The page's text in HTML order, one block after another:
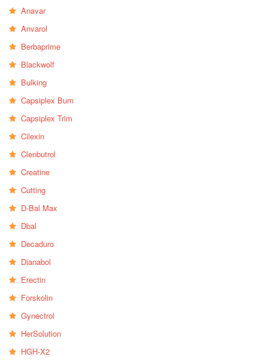
Anavar
Anvarol
Berbaprime
Blackwolf
Bulking
Capsiplex Burn
Capsiplex Trim
Cilexin
Clenbutrol
Creatine
Cutting
D-Bal Max
Dbal
Decaduro
Dianabol
Erectin
Forskolin
Gynectrol
HerSolution
HGH-X2